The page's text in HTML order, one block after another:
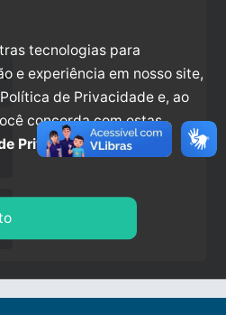
tecnologias para
e experiência em nosso site,
de Privacidade e, ao
concorda com estas
Privacidade.